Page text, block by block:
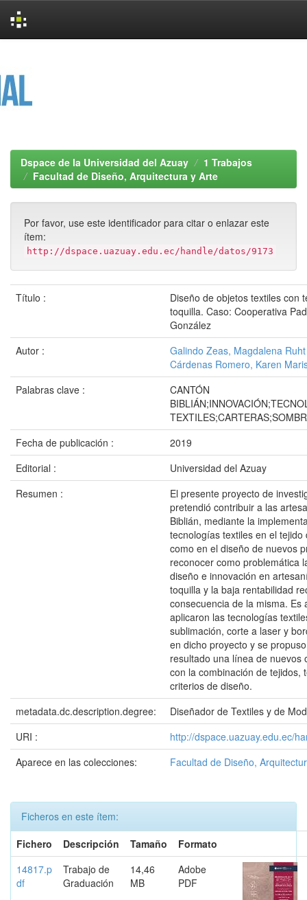
Dspace de la Universidad del Azuay
1 Trabajos
Facultad de Diseño, Arquitectura y Arte
Por favor, use este identificador para citar o enlazar este
ítem:
http://dspace.uazuay.edu.ec/handle/datos/9173
Título :
Diseño de objetos textiles con
toquilla. Caso: Cooperativa
González
Autor :
Galindo Zeas, Magdalena Ruht
Cárdenas Romero, Karen
Palabras clave :
CANTÓN
Fecha de publicación :
2019
Editorial :
Universidad del Azuay
Resumen :
El presente proyecto de
pretendió contribuir a las
Biblián, mediante la
tecnologías textiles en el tejido
como en el diseño de nuevos
reconocer como problemática
diseño e innovación en
toquilla y la baja rentabilidad
consecuencia de la misma. Es
aplicaron las tecnologías
sublimación, corte a laser y
en dicho proyecto y se
resultado una línea de nuevos
con la combinación de tejidos,
criterios de diseño.
metadata.dc.description.degree:
Diseñador de Textiles y de
URI :
http://dspace.uazuay.edu.ec/
Aparece en las colecciones:
Facultad de Diseño,
Ficheros en este ítem:
Fichero
Descripción Tamaño
Formato
14817.p
df
Trabajo de
Graduación
14,46
MB
Adobe
PDF